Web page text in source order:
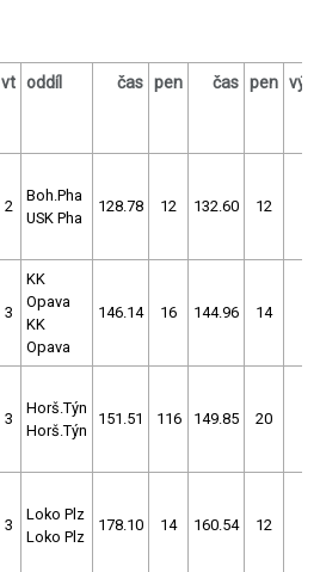
vt oddíl čas pen čas pen
2
Boh.Pha
USK Pha
128.78 12 132.60 12
3
KK
Opava
KK
Opava
146.14 16 144.96 14
3
Horš.Týn
Horš.Týn
151.51 116 149.85 20
3
Loko Plz
Loko Plz
178.10 14 160.54 12